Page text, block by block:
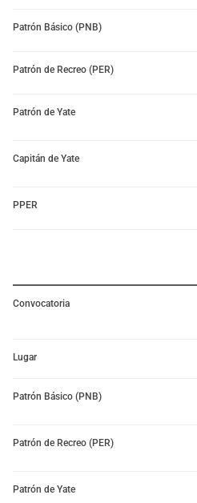
Patrón Básico (PNB)
Patrón de Recreo (PER)
Patrón de Yate
Capitán de Yate
PPER
Convocatoria
Lugar
Patrón Básico (PNB)
Patrón de Recreo (PER)
Patrón de Yate